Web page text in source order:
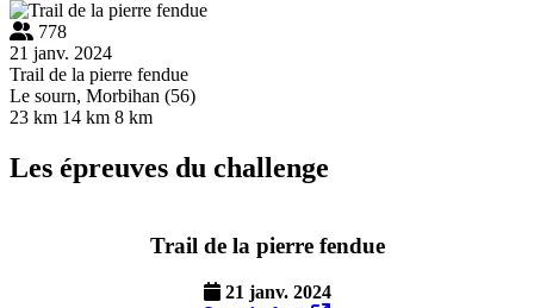
778
21 janv. 2024
Trail de la pierre fendue
Le sourn, Morbihan (56)
23 km 14 km 8 km
Les épreuves du challenge
Trail de la pierre fendue
21 janv. 2024